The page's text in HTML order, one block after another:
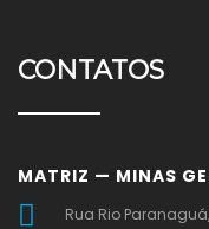
CONTATOS
MATRIZ — MINAS
Rua Rio